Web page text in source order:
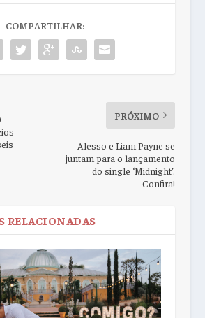
COMPARTILHAR:
PRÓXIMO
Alesso e Liam Payne se
juntam para o lançamento
do single ‘Midnight’.
Confira!
RELACIONADAS